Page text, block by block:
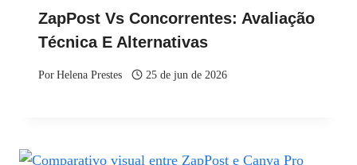
ZapPost Vs Concorrentes: Avaliação
Técnica E Alternativas
PorHelena Prestes 25 de jun de 2026